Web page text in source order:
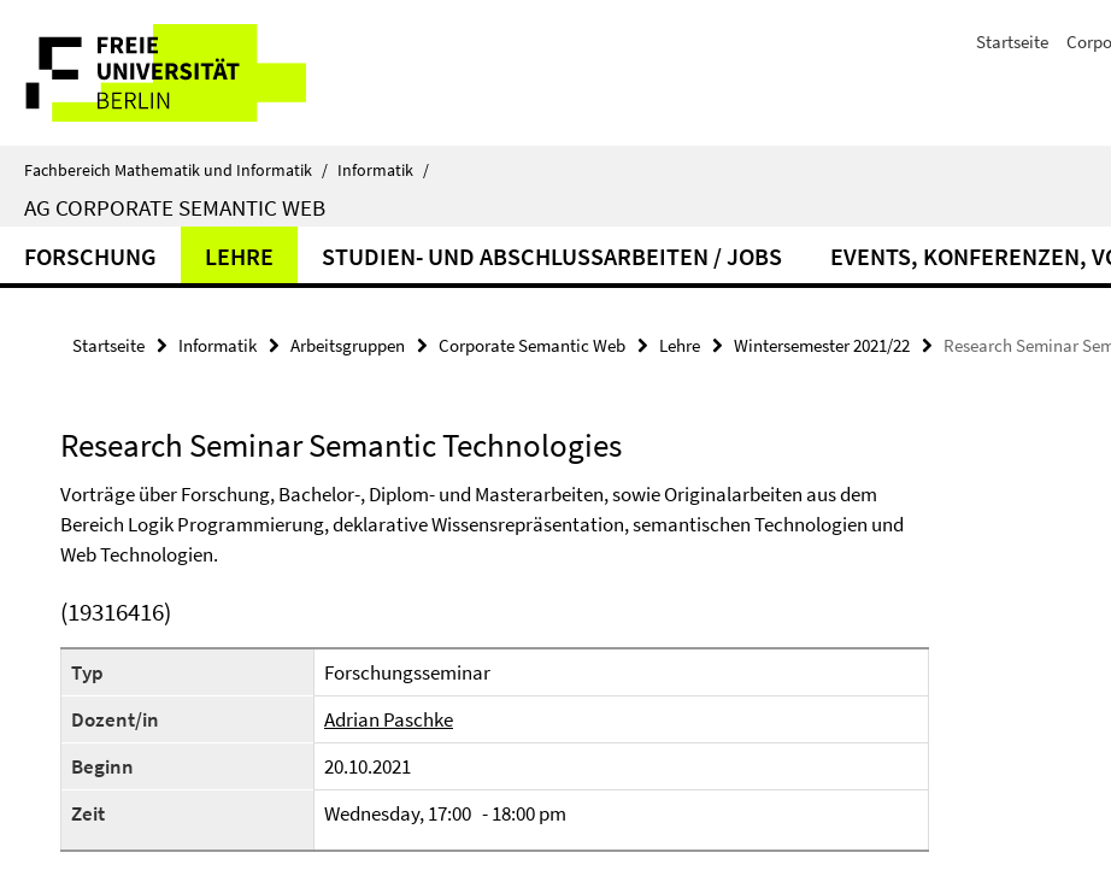
direkt
Inhalt
Service-
Navigation
Startseite
Fachbereich Mathematik und Informatik / Informatik /
AG CORPORATE SEMANTIC WEB
FORSCHUNG LEHRE STUDIEN- UND ABSCHLUSSARBEITEN / JOBS EVENTS, KONFERENZEN,
Startseite Informatik Arbeitsgruppen Corporate Semantic Web Lehre Wintersemester 2021/22 Research Seminar
Research Seminar Semantic Technologies
Vorträge über Forschung, Bachelor-, Diplom- und Masterarbeiten, sowie Originalarbeiten aus dem
Bereich Logik Programmierung, deklarative Wissensrepräsentation, semantischen Technologien und
Web Technologien.
(19316416)
Typ
Forschungsseminar
Dozent/in
Adrian Paschke
Beginn
20.10.2021
Zeit
Wednesday, 17:00 - 18:00 pm